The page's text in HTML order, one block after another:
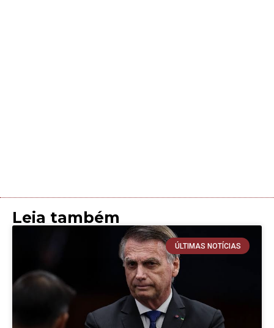
Leia também
ÚLTIMAS NOTÍCIAS